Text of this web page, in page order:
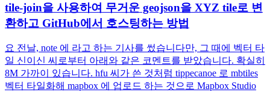
tile-join을 사용하여 무거운 geojson을 XYZ tile로 변
환하고 GitHub에서 호스팅하는 방법
요 전날, note 에 라고 하는 기사를 썼습니다만, 그 때에 벡터 타
일 신이신 씨로부터 아래와 같은 코멘트를 받았습니다. 확실히
8M 가까이 있습니다. hfu 씨가 쓴 것처럼 tippecanoe 로 mbtiles
벡터 타일화해 mapbox 에 업로드 하는 것으로 Mapbox Studio